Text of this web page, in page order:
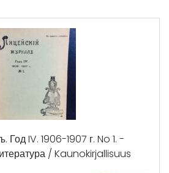
Год IV. 1906-1907 г. No 1. -
/ Kaunokirjallisuus